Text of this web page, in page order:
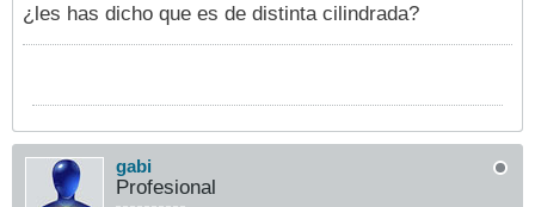
¿les has dicho que es de distinta cilindrada?
gabi
Profesional